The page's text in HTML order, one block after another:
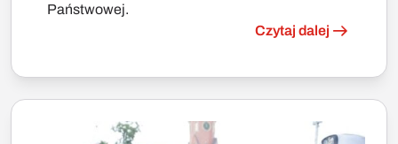
Państwowej.
Czytaj dalej